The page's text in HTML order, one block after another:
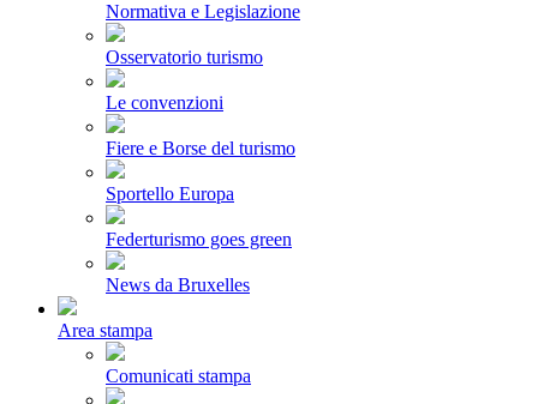
Normativa e Legislazione
Osservatorio turismo
Le convenzioni
Fiere e Borse del turismo
Sportello Europa
Federturismo goes green
News da Bruxelles
Area stampa
Comunicati stampa